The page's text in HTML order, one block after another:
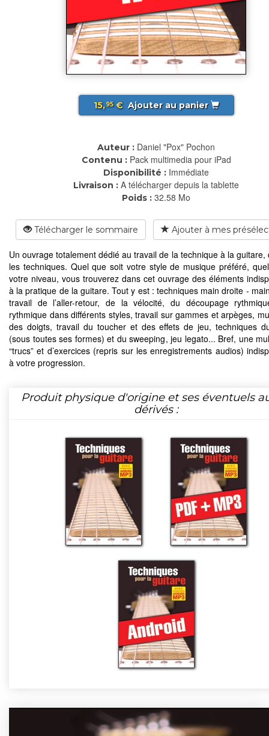
15,95€ Ajouter au panier
Auteur : Daniel "Pox" Pochon
Contenu : Pack multimedia pour iPad
Disponibilité : Immédiate
Livraison : A télécharger depuis la tablette
Poids : 32.58 Mo
Télécharger le sommaire Ajouter à mes
Un ouvrage totalement dédié au travail de la technique à la guitare,
les techniques. Quel que soit votre style de musique préféré,
votre niveau, vous trouverez dans cet ouvrage des éléments
à la pratique de la guitare. Tout y est : techniques main droite -
travail de l’aller-retour, de la vélocité, du découpage
rythmique dans différents styles, travail sur gammes et arpèges,
des doigts, travail du toucher et des effets de jeu, techniques
(sous toutes ses formes) et du sweeping, jeu legato... Bref, une
“trucs” et d’exercices (repris sur les enregistrements audios)
à votre progression.
Produit physique d'origine et ses éventuels
dérivés :